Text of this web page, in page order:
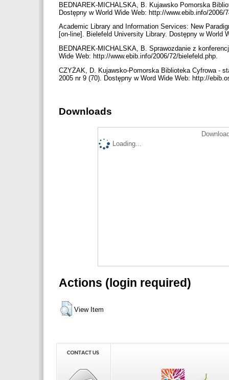
BEDNAREK-MICHALSKA, B. Kujawsko Pomorska
Dostępny w World Wide Web: http://www.ebib.info/
Academic Library and Information Services: New
[on-line]. Bielefeld University Library. Dostępny w
BEDNAREK-MICHALSKA, B. Sprawozdanie z
Wide Web: http://www.ebib.info/2006/72/bielefeld.php.
CZYŻAK, D. Kujawsko-Pomorska Biblioteka Cyfrowa -
2005 nr 9 (70). Dostępny w Word Wide Web: http://
Downloads
Loading...
Actions (login required)
View Item